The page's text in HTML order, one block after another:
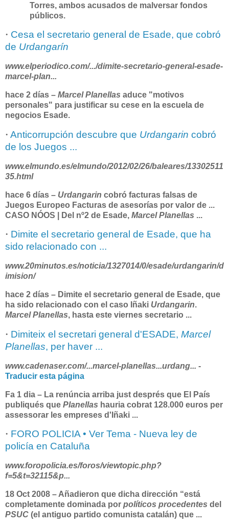
Torres, ambos acusados de malversar fondos
públicos.
· Cesa el secretario general de Esade, que cobró
de Urdangarín
www.elperiodico.com/.../dimite-secretario-general-esade-
marcel-plan...
hace 2 días – Marcel Planellas aduce "motivos
personales" para justificar su cese en la escuela de
negocios Esade.
· Anticorrupción descubre que Urdangarin cobró
de los Juegos ...
www.elmundo.es/elmundo/2012/02/26/baleares/13302511
35.html
hace 6 días – Urdangarin cobró facturas falsas de
Juegos Europeo Facturas de asesorías por valor de ...
CASO NÓOS | Del nº2 de Esade, Marcel Planellas ...
· Dimite el secretario general de Esade, que ha
sido relacionado con ...
www.20minutos.es/noticia/1327014/0/esade/urdangarin/d
imision/
hace 2 días – Dimite el secretario general de Esade, que
ha sido relacionado con el caso Iñaki Urdangarin.
Marcel Planellas, hasta este viernes secretario ...
· Dimiteix el secretari general d'ESADE, Marcel
Planellas, per haver ...
www.cadenaser.com/...marcel-planellas...urdang... -
Traducir esta página
Fa 1 dia – La renúncia arriba just després que El País
publiqués que Planellas hauria cobrat 128.000 euros per
assessorar les empreses d'Iñaki ...
· FORO POLICIA • Ver Tema - Nueva ley de
policía en Cataluña
www.foropolicia.es/foros/viewtopic.php?
f=5&t=32115&p...
18 Oct 2008 – Añadieron que dicha dirección “está
completamente dominada por políticos procedentes del
PSUC (el antiguo partido comunista catalán) que ...